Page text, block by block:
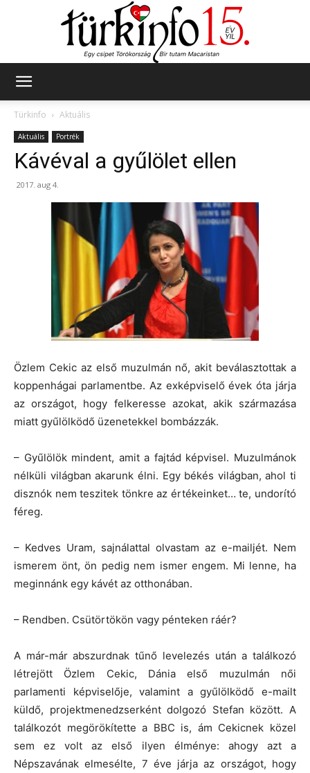
Türkinfo
Aktuális
Aktuális Portrék
Kávéval a gyűlölet ellen
2017. aug 4.
Özlem Cekic az első muzulmán nő, akit beválasztottak a
koppenhágai parlamentbe. Az exképviselő évek óta járja
az országot, hogy felkeresse azokat, akik származása
miatt gyűlölködő üzenetekkel bombázzák.
– Gyűlölök mindent, amit a fajtád képvisel. Muzulmánok
nélküli világban akarunk élni. Egy békés világban, ahol ti
disznók nem teszitek tönkre az értékeinket… te, undorító
féreg.
– Kedves Uram, sajnálattal olvastam az e-mailjét. Nem
ismerem önt, ön pedig nem ismer engem. Mi lenne, ha
meginnánk egy kávét az otthonában.
– Rendben. Csütörtökön vagy pénteken ráér?
A már-már abszurdnak tűnő levelezés után a találkozó
létrejött Özlem Cekic, Dánia első muzulmán női
parlamenti képviselője, valamint a gyűlölködő e-mailt
küldő, projektmenedzserként dolgozó Stefan között. A
találkozót megörökítette a BBC is, ám Cekicnek közel
sem ez volt az első ilyen élménye: ahogy azt a
Népszavának elmesélte, 7 éve járja az országot, hogy